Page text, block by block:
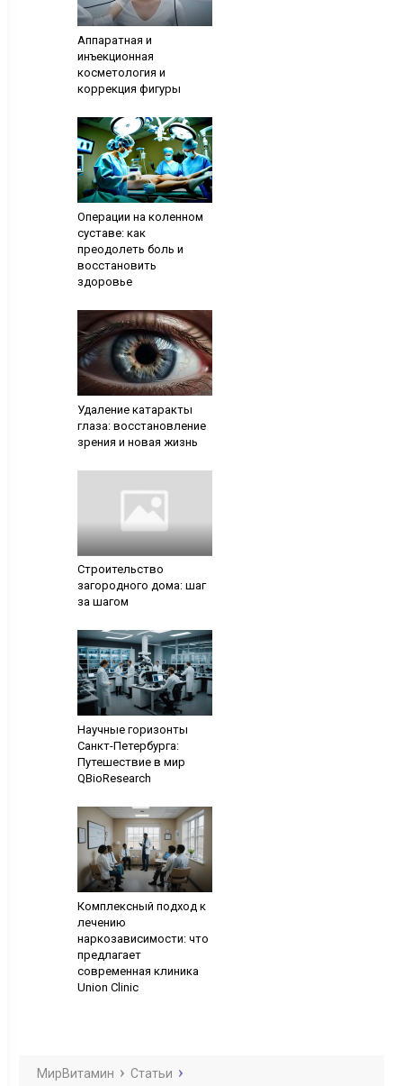
Аппаратная и
инъекционная
косметология и
коррекция фигуры
Операции на коленном
суставе: как
преодолеть боль и
восстановить
здоровье
Удаление катаракты
глаза: восстановление
зрения и новая жизнь
Строительство
загородного дома: шаг
за шагом
Научные горизонты
Санкт-Петербурга:
Путешествие в мир
QBioResearch
Комплексный подход к
лечению
наркозависимости: что
предлагает
современная клиника
Union Clinic
МирВитамин Статьи